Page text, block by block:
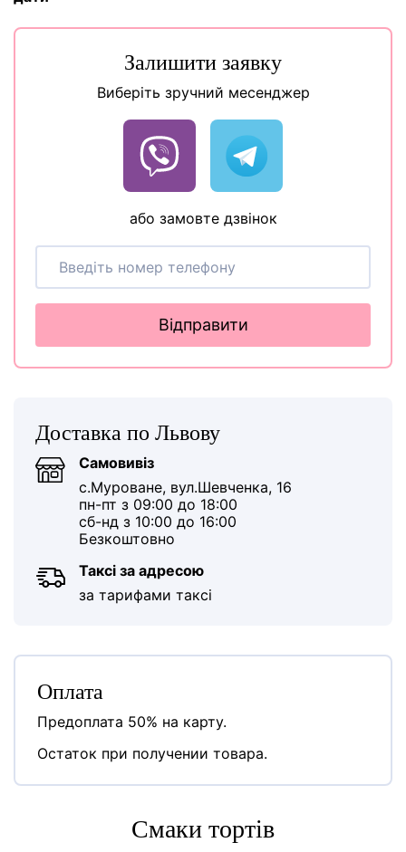
Залишити заявку
Виберіть зручний месенджер
або замовте дзвінок
Відправити
Доставка по Львову
Самовивіз
с.Муроване, вул.Шевченка, 16
пн-пт з 09:00 до 18:00
сб-нд з 10:00 до 16:00
Безкоштовно
Таксі за адресою
за тарифами таксі
Оплата
Предоплата 50% на карту.
Остаток при получении товара.
Cмаки тортів